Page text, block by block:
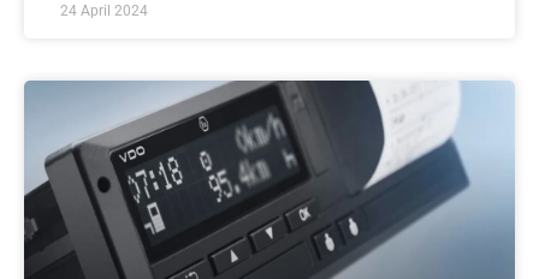
24 April 2024